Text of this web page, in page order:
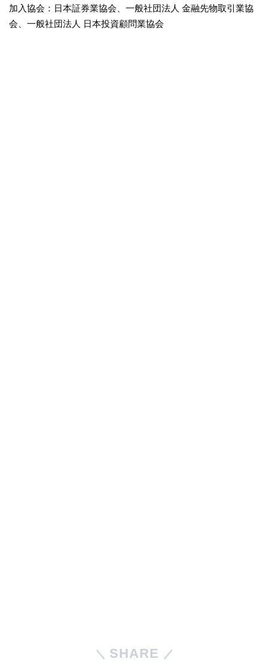
加入協会：日本証券業協会、一般社団法人 金融先物取引業協
会、一般社団法人 日本投資顧問業協会
SHARE